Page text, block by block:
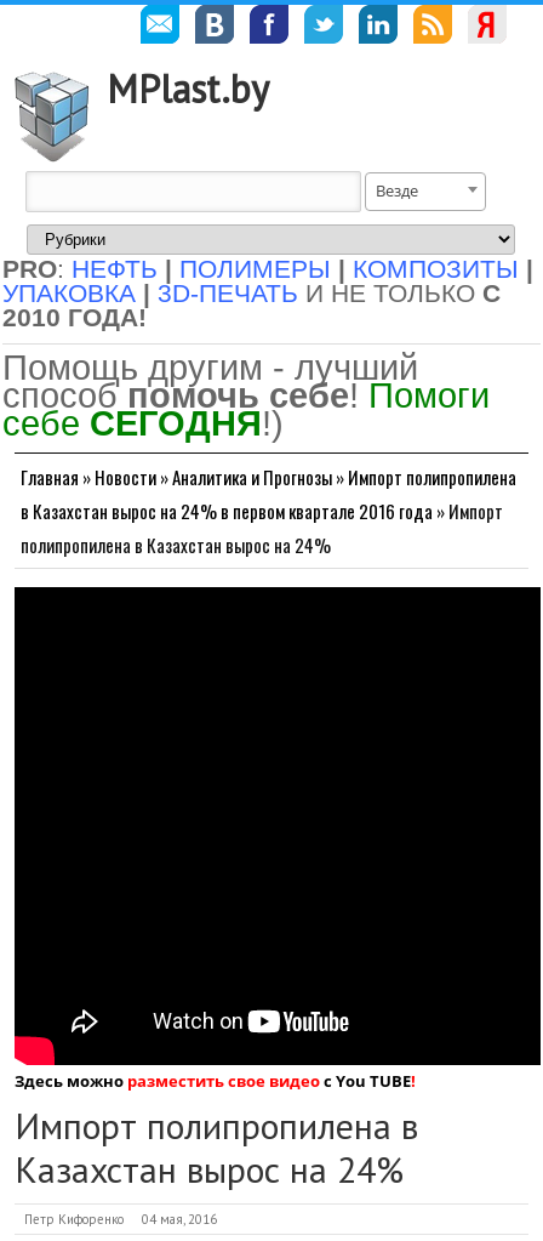
MPlast.by
Везде
PRO: НЕФТЬ | ПОЛИМЕРЫ | КОМПОЗИТЫ |
УПАКОВКА | 3D-ПЕЧАТЬ И НЕ ТОЛЬКО С
2010 ГОДА!
Помощь другим - лучший
способ помочь себе! Помоги
себе СЕГОДНЯ!)
Главная »Новости»Аналитика и Прогнозы»Импорт полипропилена
в Казахстан вырос на 24% в первом квартале 2016 года »Импорт
полипропилена в Казахстан вырос на 24%
Здесь можно разместить свое видеос You TUBE!
Импорт полипропилена в
Казахстан вырос на 24%
Петр Кифоренко 04 мая, 2016